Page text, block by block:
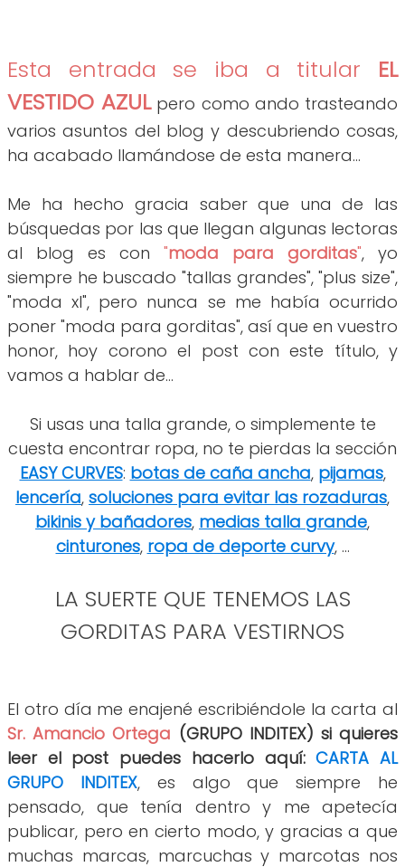
Esta entrada se iba a titular EL
VESTIDO AZUL pero como ando trasteando
varios asuntos del blog y descubriendo cosas,
ha acabado llamándose de esta manera...
Me ha hecho gracia saber que una de las
búsquedas por las que llegan algunas lectoras
al blog es con "moda para gorditas", yo
siempre he buscado "tallas grandes", "plus size",
"moda xl", pero nunca se me había ocurrido
poner "moda para gorditas", así que en vuestro
honor, hoy corono el post con este título, y
vamos a hablar de...
Si usas una talla grande, o simplemente te
cuesta encontrar ropa, no te pierdas la sección
EASY CURVES: botas de caña ancha, pijamas,
lencería, soluciones para evitar las rozaduras,
bikinis y bañadores, medias talla grande,
cinturones, ropa de deporte curvy, ...
LA SUERTE QUE TENEMOS LAS
GORDITAS PARA VESTIRNOS
El otro día me enajené escribiéndole la carta al
Sr. Amancio Ortega (GRUPO INDITEX) si quieres
leer el post puedes hacerlo aquí:CARTA AL
GRUPO INDITEX, es algo que siempre he
pensado, que tenía dentro y me apetecía
publicar, pero en cierto modo, y gracias a que
muchas marcas, marcuchas y marcotas nos